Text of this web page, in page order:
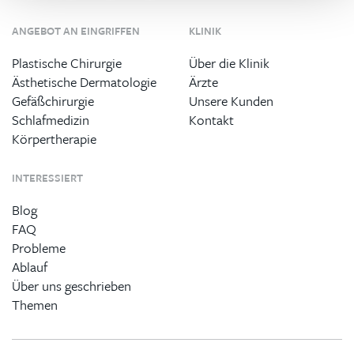
ANGEBOT AN EINGRIFFEN
Plastische Chirurgie
Ästhetische Dermatologie
Gefäßchirurgie
Schlafmedizin
Körpertherapie
KLINIK
Über die Klinik
Ärzte
Unsere Kunden
Kontakt
INTERESSIERT
Blog
FAQ
Probleme
Ablauf
Über uns geschrieben
Themen